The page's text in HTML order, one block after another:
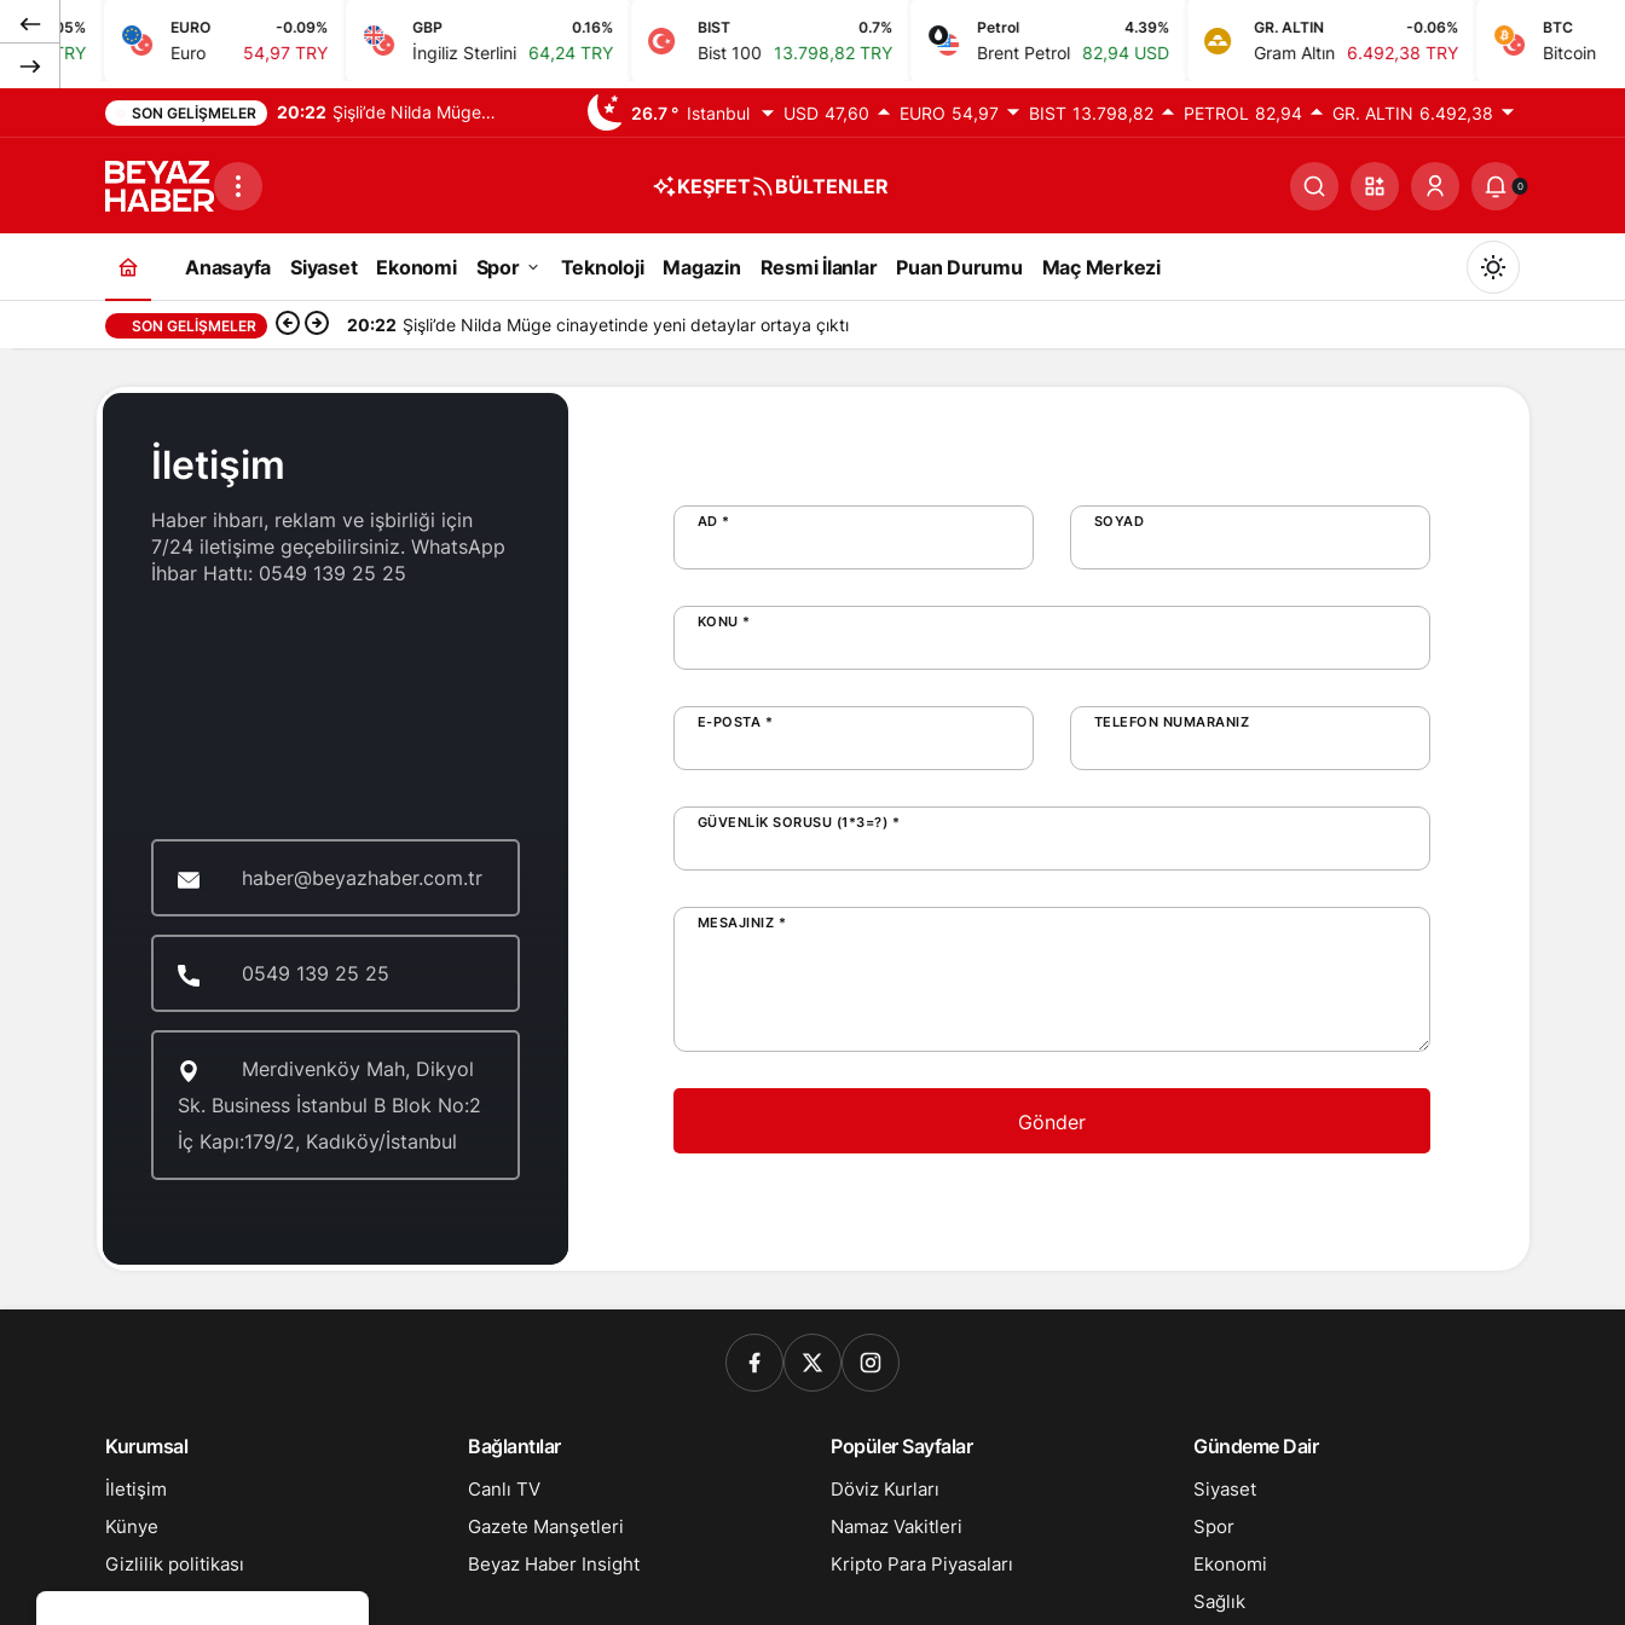
0.05% EURO -0.09%
Euro 54,97 TRY
GBP 0.16%
İngiliz Sterlini 64,24 TRY
BIST 0.7%
Bist 100 13.798,82 TRY
Petrol 4.39%
Brent Petrol 82,94 USD
GR. ALTIN -0.06%
Gram Altın 6.492,38 TRY
BTC
Bitcoin
SON GELIŞMELER 20:22 Şişli’de Nilda Müge 26.7 ° Istanbul USD 47,60 EURO 54,97 BIST 13.798,82 PETROL 82,94 GR. ALTIN 6.492,38
KEŞFET BÜLTENLER 0
Anasayfa Siyaset Ekonomi Spor Teknoloji Magazin Resmi İlanlar Puan Durumu Maç Merkezi
SON GELIŞMELER 20:22 Şişli’de Nilda Müge cinayetinde yeni detaylar ortaya çıktı
İletişim
Haber ihbarı, reklam ve işbirliği için
7/24 iletişime geçebilirsiniz. WhatsApp
İhbar Hattı: 0549 139 25 25
haber@beyazhaber.com.tr
0549 139 25 25
Merdivenköy Mah, Dikyol
Sk. Business İstanbul B Blok No:2
İç Kapı:179/2, Kadıköy/İstanbul
AD * SOYAD
KONU *
E-POSTA * TELEFON NUMARANIZ
GÜVENLIK SORUSU (1*3=?) *
MESAJINIZ *
Gönder
Kurumsal
İletişim
Künye
Gizlilik politikası
Bağlantılar
Canlı TV
Gazete Manşetleri
Beyaz Haber Insight
Popüler Sayfalar
Döviz Kurları
Namaz Vakitleri
Kripto Para Piyasaları
Gündeme Dair
Siyaset
Spor
Ekonomi
Sağlık